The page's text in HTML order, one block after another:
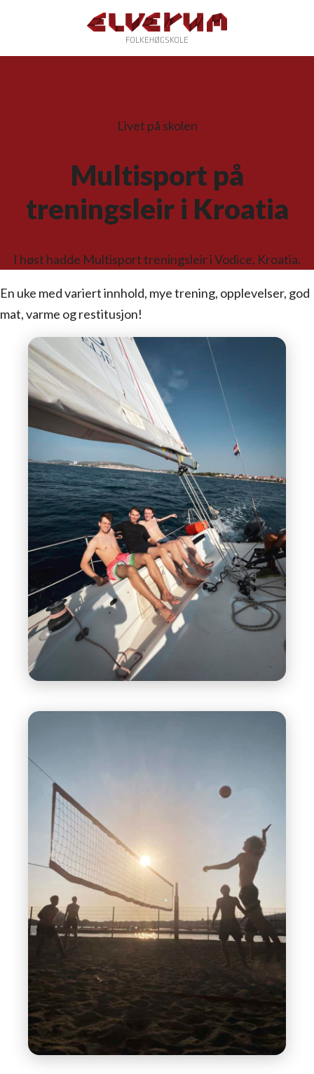
Livet på skolen
Multisport på
treningsleir i Kroatia
I høst hadde Multisport treningsleir i Vodice, Kroatia.
En uke med variert innhold, mye trening, opplevelser, god
mat, varme og restitusjon!